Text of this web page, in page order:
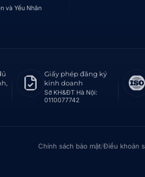
và Yếu Nhân
Giấy phép đăng ký
kinh doanh
Sở KH&ĐT Hà Nội:
0110077742
Chính sách bảo mật/Điều khoản